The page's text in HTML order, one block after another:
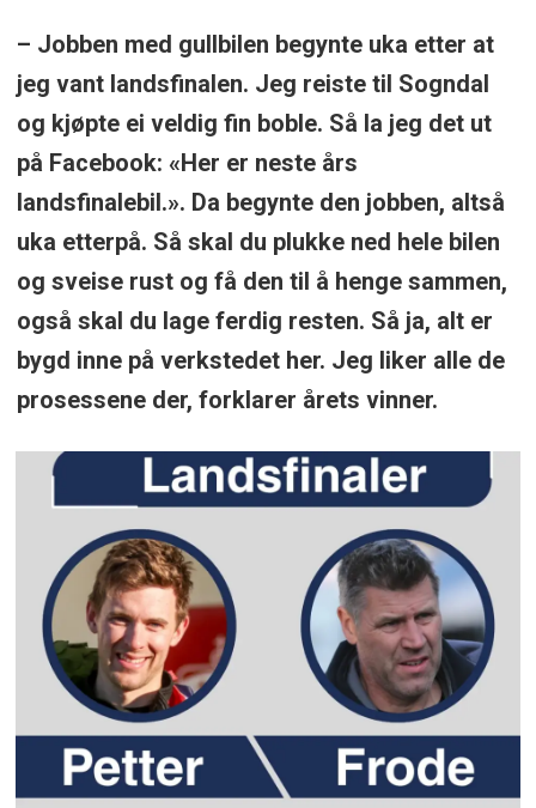
– Jobben med gullbilen begynte uka etter at
jeg vant landsfinalen. Jeg reiste til Sogndal
og kjøpte ei veldig fin boble. Så la jeg det ut
på Facebook: «Her er neste års
landsfinalebil.». Da begynte den jobben, altså
uka etterpå. Så skal du plukke ned hele bilen
og sveise rust og få den til å henge sammen,
også skal du lage ferdig resten. Så ja, alt er
bygd inne på verkstedet her. Jeg liker alle de
prosessene der, forklarer årets vinner.